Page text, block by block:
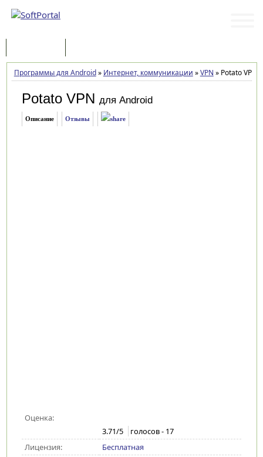
Программы для Android» Интернет, коммуникации »VPN »Potato VPN
Potato VPN для Android
Описание Отзывы
Оценка:
3.71/5 голосов - 17
Лицензия:
Бесплатная